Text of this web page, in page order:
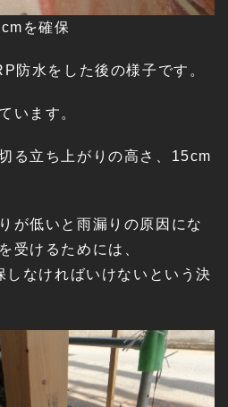
を確保
防水をした後の様子です。
います。
る立ち上がりの高さ、15cm
が低いと雨漏りの原因にな
受けるためには、
なければいけないという決